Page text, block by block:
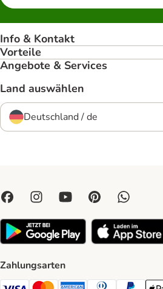
Info & Kontakt
Vorteile
Angebote & Services
Land auswählen
Deutschland / de
Zahlungsarten